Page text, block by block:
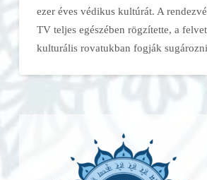
ezer éves védikus kultúrát. A
TV teljes egészében rögzítette, a
kulturális rovatukban fogják